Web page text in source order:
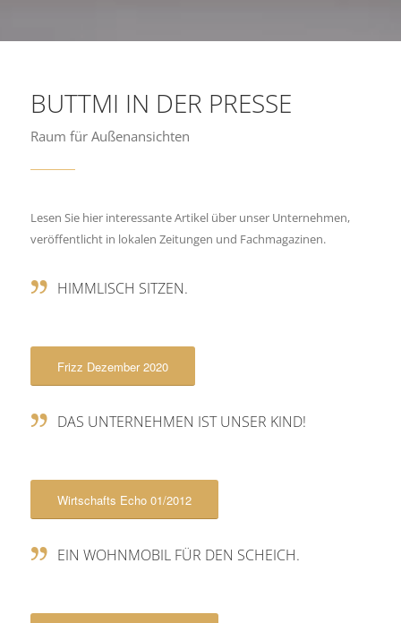
BUTTMI IN DER PRESSE
Raum für Außenansichten
Lesen Sie hier interessante Artikel über unser Unternehmen,
veröffentlicht in lokalen Zeitungen und Fachmagazinen.
HIMMLISCH SITZEN.
Frizz Dezember 2020
DAS UNTERNEHMEN IST UNSER KIND!
Wirtschafts Echo 01/2012
EIN WOHNMOBIL FÜR DEN SCHEICH.